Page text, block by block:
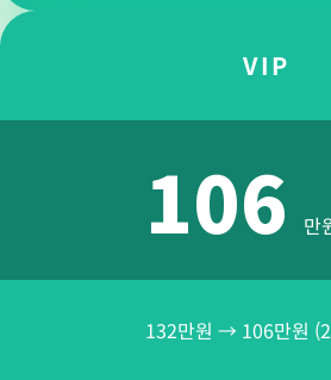
VIP
106만
132만원 → 106만원